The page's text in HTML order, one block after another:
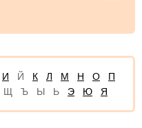
И Й К Л М Н О
П
Щ Ъ Ы Ь Э Ю Я